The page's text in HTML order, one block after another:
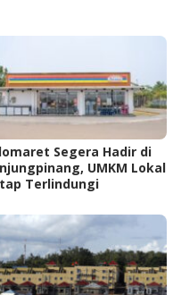
Segera Hadir di
UMKM Lokal
Terlindungi